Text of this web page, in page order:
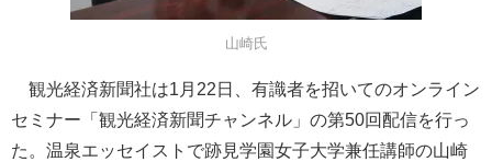
山崎氏
観光経済新聞社は1月22日、有識者を招いてのオンライン
セミナー「観光経済新聞チャンネル」の第50回配信を行っ
た。温泉エッセイストで跡見学園女子大学兼任講師の山崎